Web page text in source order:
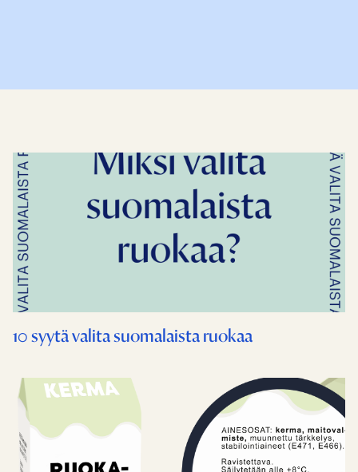
10 syytä valita suomalaista ruokaa